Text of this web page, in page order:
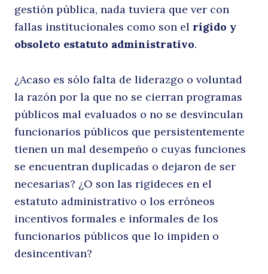
gestión pública, nada tuviera que ver con
fallas institucionales como son el rígido y
obsoleto estatuto administrativo.
¿Acaso es sólo falta de liderazgo o voluntad
la razón por la que no se cierran programas
públicos mal evaluados o no se desvinculan
funcionarios públicos que persistentemente
tienen un mal desempeño o cuyas funciones
se encuentran duplicadas o dejaron de ser
necesarias? ¿O son las rigideces en el
estatuto administrativo o los erróneos
incentivos formales e informales de los
funcionarios públicos que lo impiden o
desincentivan?